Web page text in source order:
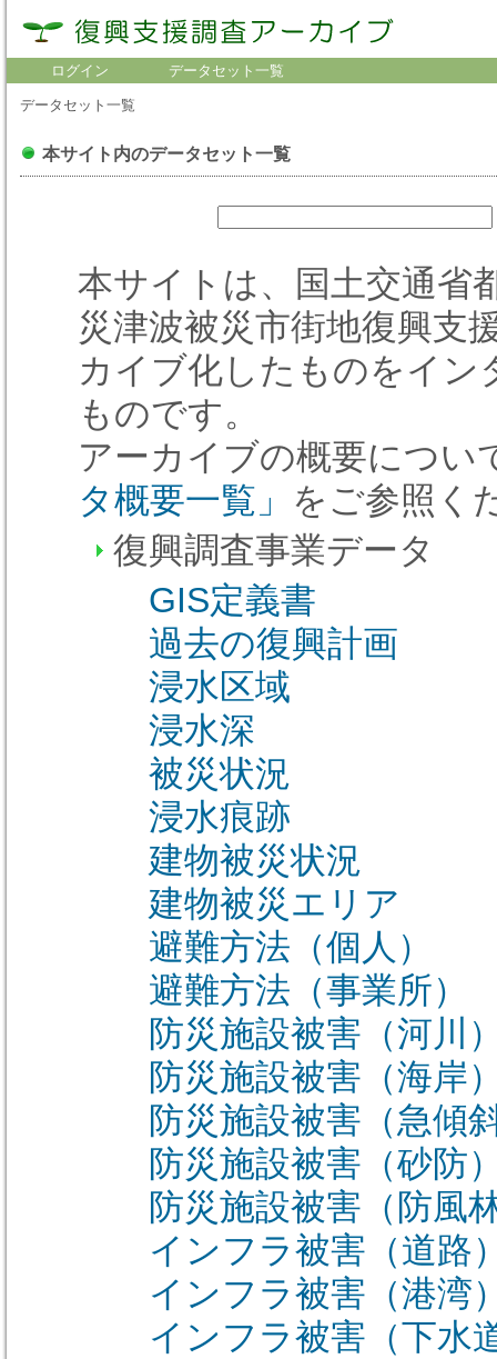
ログイン データセット一覧
データセット一覧
本サイト内のデータセット一覧
本サイトは、国土交通省
災津波被災市街地復興支
カイブ化したものをイン
ものです。
アーカイブの概要につい
タ概要一覧」
をご参照く
復興調査事業データ
GIS定義書
過去の復興計画
浸水区域
浸水深
被災状況
浸水痕跡
建物被災状況
建物被災エリア
避難方法（個人）
避難方法（事業所）
防災施設被害（河川
防災施設被害（海岸
防災施設被害（急傾
防災施設被害（砂防
防災施設被害（防風
インフラ被害（道路
インフラ被害（港湾
インフラ被害（下水